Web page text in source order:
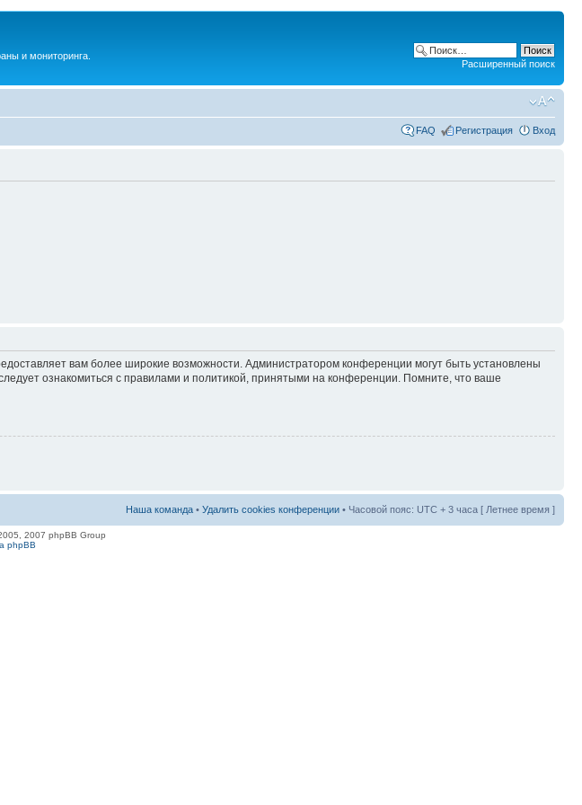
и мониторинга.
Расширенный поиск
FAQ Регистрация Вход
вам более широкие возможности. Администратором конференции могут быть установлены
ознакомиться с правилами и политикой, принятыми на конференции. Помните, что ваше
Наша команда • Удалить cookies конференции • Часовой пояс: UTC + 3 часа [ Летнее время ]
2007 phpBB Group
phpBB